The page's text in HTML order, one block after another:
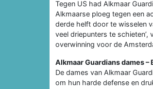
Tegen US had Alkmaar
Alkmaarse ploeg tegen een
derde helft door te wisselen
veel driepunters te schieten’,
overwinning voor de
Alkmaar Guardians dames
De dames van Alkmaar
om hun harde defense en